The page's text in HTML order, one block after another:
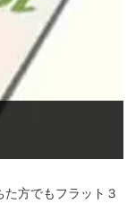
方でもフラット３